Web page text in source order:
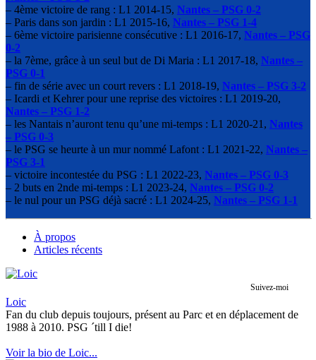
– 4ème victoire de rang : L1 2014-15, Nantes – PSG 0-2
– Paris dans son jardin : L1 2015-16, Nantes – PSG 1-4
– 6ème victoire parisienne consécutive : L1 2016-17, Nantes – PSG
0-2
– la 7ème, grâce à un seul but de Di Maria : L1 2017-18, Nantes –
PSG 0-1
– fin de série avec un court revers : L1 2018-19, Nantes – PSG 3-2
– Icardi et Kehrer pour une reprise des victoires : L1 2019-20,
Nantes – PSG 1-2
– les Nantais n’auront tenu qu’une mi-temps : L1 2020-21, Nantes
– PSG 0-3
– le PSG se heurte à un mur nommé Lafont : L1 2021-22, Nantes –
PSG 3-1
– victoire incontestée du PSG : L1 2022-23, Nantes – PSG 0-3
– 2 buts en 2nde mi-temps : L1 2023-24, Nantes – PSG 0-2
– le nul pour un PSG déjà sacré : L1 2024-25, Nantes – PSG 1-1
À propos
Articles récents
Suivez-moi
Loic
Fan du club depuis toujours, présent au Parc et en déplacement de
1988 à 2010. PSG ´till I die!
Voir la bio de Loic...